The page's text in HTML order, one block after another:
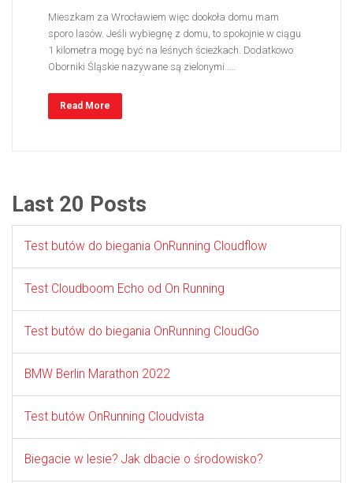
Mieszkam za Wrocławiem więc dookoła domu mam
sporo lasów. Jeśli wybiegnę z domu, to spokojnie w ciągu
1 kilometra mogę być na leśnych ścieżkach. Dodatkowo
Oborniki Śląskie nazywane są zielonymi…..
Read More
Last 20 Posts
Test butów do biegania OnRunning Cloudflow
Test Cloudboom Echo od On Running
Test butów do biegania OnRunning CloudGo
BMW Berlin Marathon 2022
Test butów OnRunning Cloudvista
Biegacie w lesie? Jak dbacie o środowisko?